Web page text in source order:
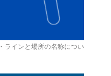
ラインと場所の名称につい